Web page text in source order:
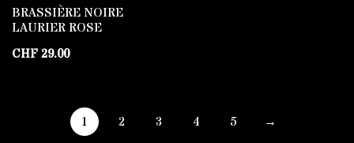
BRASSIÈRE NOIRE
LAURIER ROSE
CHF29.00
1 2 3 4 5 →